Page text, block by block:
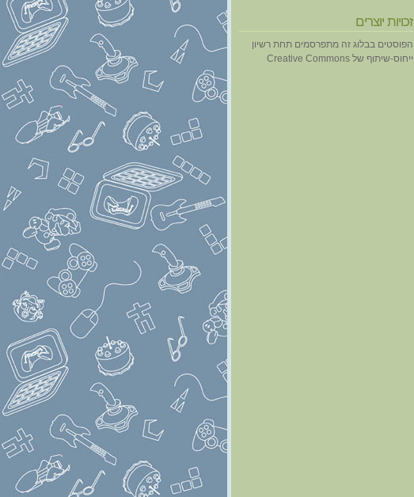
זכויות יוצרים
הפוסטים בבלוג זה מתפרסמים תחת רשיון
ייחוס-שיתוף של Creative Commons